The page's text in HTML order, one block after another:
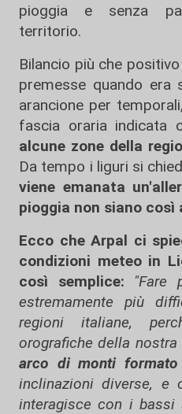
pioggia e senza
territorio.
Bilancio più che
premesse quando era
arancione per
fascia oraria indicata
alcune zone della
Da tempo i liguri si
viene emanata
pioggia non siano così
Ecco che Arpal ci
condizioni meteo in
così semplice:
"Fare
estremamente più
regioni italiane,
orografiche della
arco di monti
inclinazioni diverse, e
interagisce con i bassi